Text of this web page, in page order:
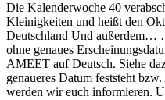
Die Kalenderwoche 40
Kleinigkeiten und heißt den
Deutschland Und außerdem…
ohne genaues
AMEET auf Deutsch. Siehe
genaueres Datum feststeht
werden wir euch informieren.